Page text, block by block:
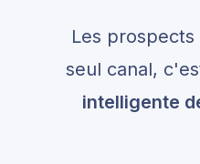
Les
seul canal,
intelligente